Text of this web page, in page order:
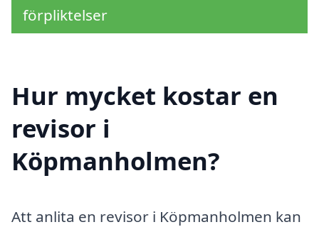
förpliktelser
Hur mycket kostar en
revisor i
Köpmanholmen?
Att anlita en revisor i Köpmanholmen kan